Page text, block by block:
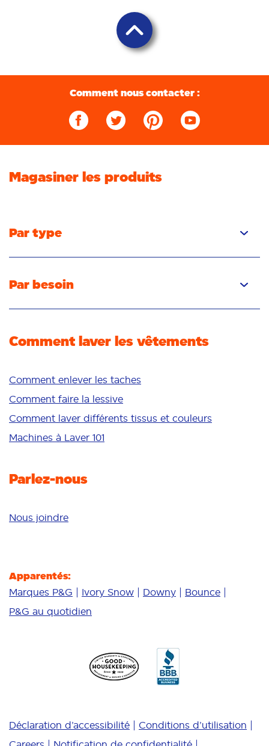
Comment nous contacter :
Magasiner les produits
Par type
Poudre
Détachant
Par besoin
Fraîcheur/parfum
Couleurs vives
Peau sensible
Additifs
Nettoyage en profondeur
Comment laver les vêtements
Comment enlever les taches
Comment faire la lessive
Comment laver différents tissus et couleurs
Machines à Laver 101
Parlez-nous
Nous joindre
Apparentés:
Marques P&G Ivory Snow Downy
Bounce
P&G au quotidien
Déclaration d’accessibilité
Conditions d’utilisation